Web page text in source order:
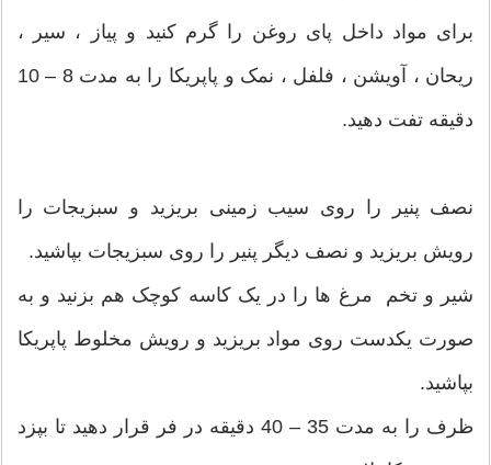
برای مواد داخل پای روغن را گرم کنید و پیاز ، سیر ،
ریحان ، آویشن ، فلفل ، نمک و پاپریکا را به مدت 8 – 10
دقیقه تفت دهید.
نصف پنیر را روی سیب زمینی بریزید و سبزیجات را
رویش بریزید و نصف دیگر پنیر را روی سبزیجات بپاشید.
شیر و تخم مرغ ها را در یک کاسه کوچک هم بزنید و به
صورت یکدست روی مواد بریزید و رویش مخلوط پاپریکا
بپاشید.
ظرف را به مدت 35 – 40 دقیقه در فر قرار دهید تا بپزد